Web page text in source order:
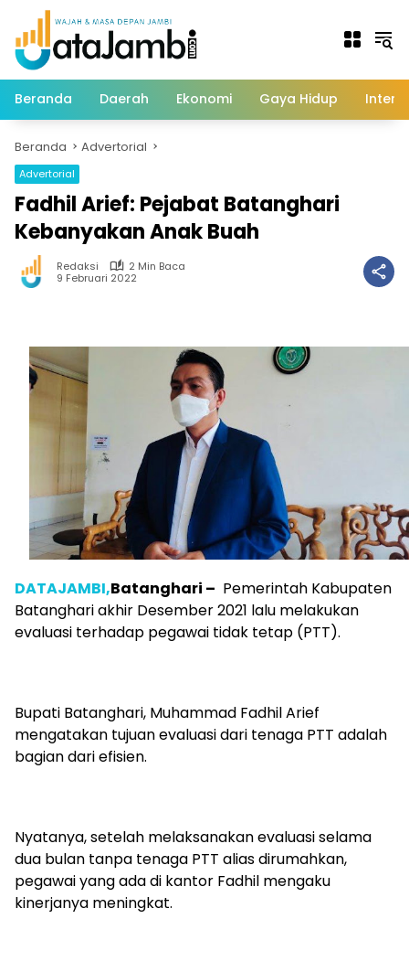
Langsung
konten
Beranda Daerah Ekonomi Gaya Hidup
Beranda Advertorial
Advertorial
Fadhil Arief: Pejabat Batanghari
Kebanyakan Anak Buah
Redaksi
2 Min Baca
9 Februari 2022
DATAJAMBI,Batanghari – Pemerintah Kabupaten
Batanghari akhir Desember 2021 lalu melakukan
evaluasi terhadap pegawai tidak tetap (PTT).
Bupati Batanghari, Muhammad Fadhil Arief
mengatakan tujuan evaluasi dari tenaga PTT adalah
bagian dari efisien.
Nyatanya, setelah melaksanakan evaluasi selama
dua bulan tanpa tenaga PTT alias dirumahkan,
pegawai yang ada di kantor Fadhil mengaku
kinerjanya meningkat.